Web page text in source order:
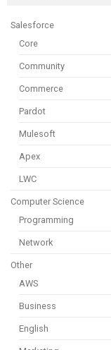
Salesforce
Core
Community
Commerce
Pardot
Mulesoft
Apex
LWC
Computer Science
Programming
Network
Other
AWS
Business
English